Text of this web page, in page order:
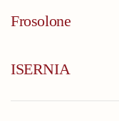
Frosolone
ISERNIA